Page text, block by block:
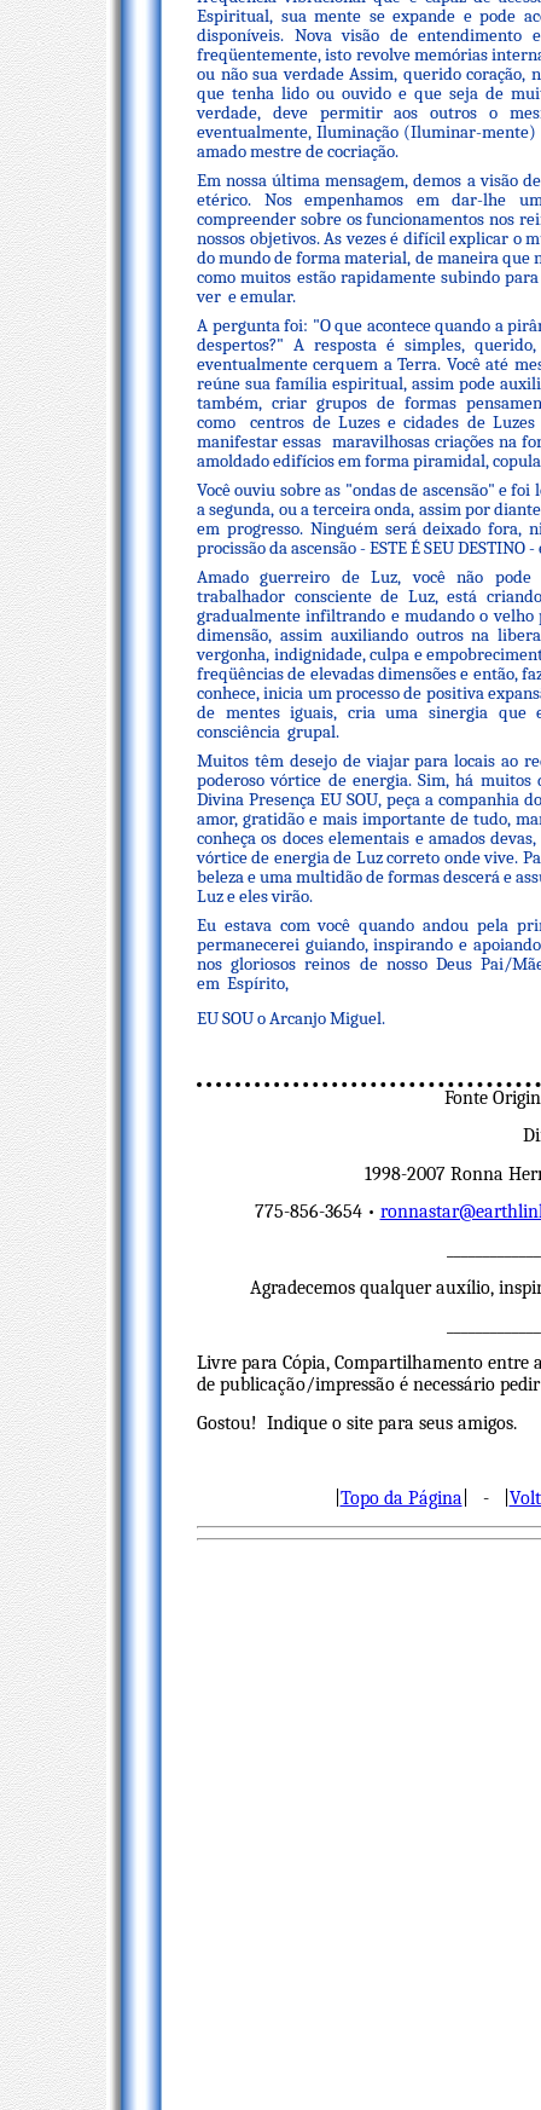
Espiritual, sua mente se expande e pode
disponíveis. Nova visão de entendimento
freqüentemente, isto revolve memórias
ou não sua verdade Assim, querido coração,
que tenha lido ou ouvido e que seja de
verdade, deve permitir aos outros o
eventualmente, Iluminação (Iluminar-
amado mestre de cocriação.
Em nossa última mensagem, demos a visão
etérico. Nos empenhamos em dar-lhe
compreender sobre os funcionamentos nos
nossos objetivos. As vezes é difícil explicar o
do mundo de forma material, de maneira que
como muitos estão rapidamente subindo
ver e emular.
A pergunta foi: "O que acontece quando a
despertos?" A resposta é simples,
eventualmente cerquem a Terra. Você até
reúne sua família espiritual, assim pode
também, criar grupos de formas
como centros de Luzes e cidades de
manifestar essas maravilhosas criações na
amoldado edifícios em forma piramidal,
Você ouviu sobre as "ondas de ascensão" e
a segunda, ou a terceira onda, assim por
em progresso. Ninguém será deixado fora,
procissão da ascensão - ESTE É SEU DESTINO
Amado guerreiro de Luz, você não pode
trabalhador consciente de Luz, está
gradualmente infiltrando e mudando o velho
dimensão, assim auxiliando outros na
vergonha, indignidade, culpa e
freqüências de elevadas dimensões e então,
conhece, inicia um processo de positiva
de mentes iguais, cria uma sinergia que
consciência grupal.
Muitos têm desejo de viajar para locais ao
poderoso vórtice de energia. Sim, há
Divina Presença EU SOU, peça a companhia
amor, gratidão e mais importante de tudo,
conheça os doces elementais e amados
vórtice de energia de Luz correto onde vive.
beleza e uma multidão de formas descerá e
Luz e eles virão.
Eu estava com você quando andou pela
permanecerei guiando, inspirando e
nos gloriosos reinos de nosso Deus Pai/
em Espírito,
EU SOU o Arcanjo Miguel.
Fonte
1998-2007 Ronna
775-856-3654 •
Agradecemos qualquer auxílio,
Livre para Cópia, Compartilhamento entre
de publicação/impressão é necessário
Gostou! Indique o site para seus amigos.
Topo da Página| - |